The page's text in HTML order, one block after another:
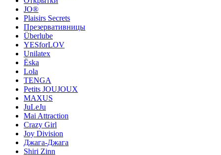
JO®
Plaisirs Secrets
Презервативницы
Überlube
YESforLOV
Unilatex
Ёska
Lola
TENGA
Petits JOUJOUX
MAXUS
JuLeJu
Mai Attraction
Crazy Girl
Joy Division
Джага-Джага
Shiri Zinn